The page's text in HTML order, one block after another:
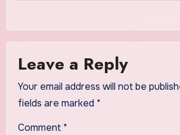
Leave a Reply
Your email address will not be
fields are marked *
Comment *